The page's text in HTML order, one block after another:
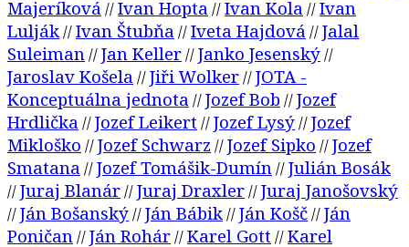
Majeríková //Ivan Hopta //Ivan Kola //Ivan
Lulják//Ivan Štubňa //Iveta Hajdová //Jalal
Suleiman //Jan Keller//Janko Jesenský//
Jaroslav Košela //Jiři Wolker//JOTA -
Konceptuálna jednota //Jozef Bob //Jozef
Hrdlička //Jozef Leikert //Jozef Lysý//Jozef
Mikloško //Jozef Schwarz //Jozef Sipko //Jozef
Smatana //Jozef Tomášik-Dumín //Julián Bosák
//Juraj Blanár//Juraj Draxler//Juraj Janošovský
//Ján Bošanský//Ján Bábik//Ján Košč//Ján
Poničan //Ján Rohár//Karel Gott //Karel